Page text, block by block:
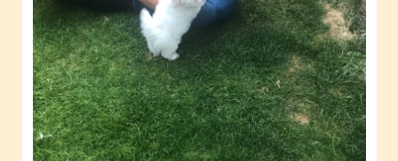
Nachkommen
Fotogalerie
in memoriam